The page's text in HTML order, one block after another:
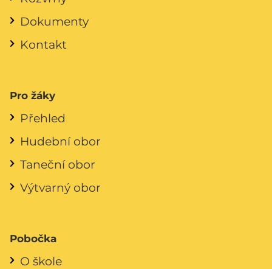
Dokumenty
Kontakt
Pro žáky
Přehled
Hudební obor
Taneční obor
Výtvarný obor
Pobočka
O škole